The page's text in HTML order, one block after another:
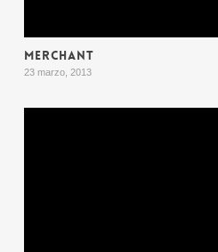
MERCHANT
23 marzo, 2013